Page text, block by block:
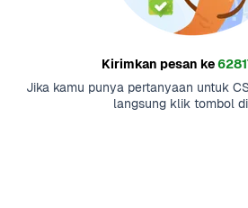
Kirimkan pesan ke
Jika kamu punya pertanyaan untuk
langsung klik tombol